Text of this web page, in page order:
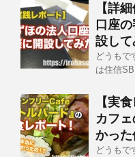
【詳
口座
設して
どうもで
は住信
【実
カフ
かった
どうもで